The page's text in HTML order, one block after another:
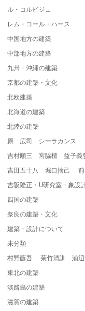
ル・コルビジェ
レム・コール・ハース
中国地方の建築
中部地方の建築
九州・沖縄の建築
京都の建築・文化
北欧建築
北海道の建築
北陸の建築
原 広司 シーラカンス
吉村順三 宮脇檀 益子義
吉田五十八 堀口捨己
吉阪隆正・U研究室・象設
四国の建築
奈良の建築・文化
建築・設計について
未分類
村野藤吾 菊竹清訓 浦
東北の建築
淡路島の建築
滋賀の建築